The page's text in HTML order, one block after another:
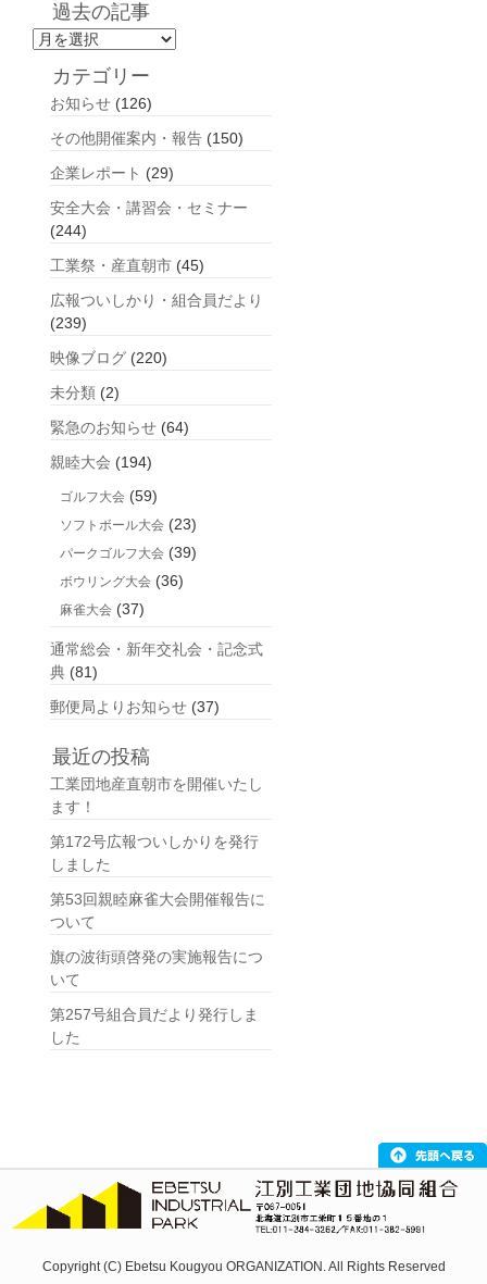
過去の記事
過
カテゴリー
お知らせ (126)
その他開催案内・報告 (150)
企業レポート (29)
安全大会・講習会・セミナー
(244)
工業祭・産直朝市 (45)
広報ついしかり・組合員だより
(239)
映像ブログ (220)
未分類 (2)
緊急のお知らせ (64)
親睦大会 (194)
ゴルフ大会 (59)
ソフトボール大会 (23)
パークゴルフ大会 (39)
ボウリング大会 (36)
麻雀大会 (37)
通常総会・新年交礼会・記念式
典 (81)
郵便局よりお知らせ (37)
最近の投稿
工業団地産直朝市を開催いたし
ます！
第172号広報ついしかりを発行
しました
第53回親睦麻雀大会開催報告に
ついて
旗の波街頭啓発の実施報告につ
いて
第257号組合員だより発行しま
した
Copyright (C) Ebetsu Kougyou ORGANIZATION. All Rights Reserved